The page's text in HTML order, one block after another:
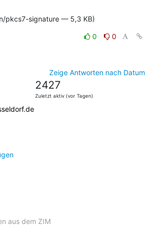
pkcs7-signature — 5,3 KB)
0
0
Zeige Antworten nach Datum
2427
Zuletzt aktiv (vor Tagen)
aus dem ZIM